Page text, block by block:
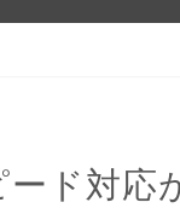
ド対応